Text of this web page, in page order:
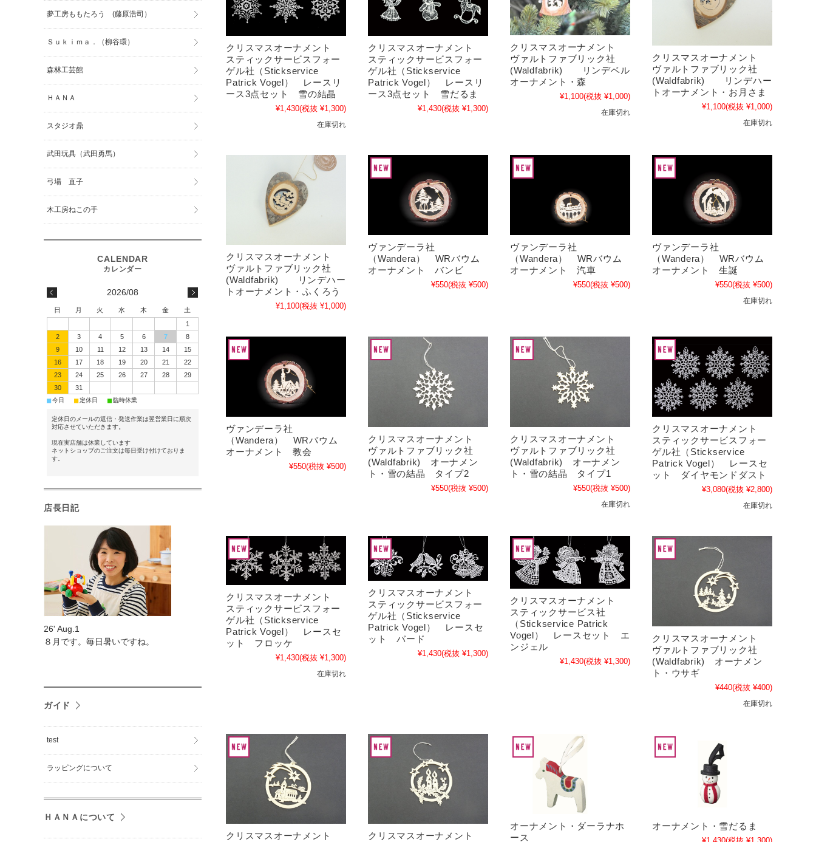
クリスマスオーナメント
スティックサービスフォー
ゲル社（Stickservice
Patrick Vogel） レースリ
ース3点セット 雪の結晶
¥1,430(税抜 ¥1,300)
在庫切れ
クリスマスオーナメント
スティックサービスフォー
ゲル社（Stickservice
Patrick Vogel） レースリ
ース3点セット 雪だるま
¥1,430(税抜 ¥1,300)
クリスマスオーナメント
ヴァルトファブリック社
(Waldfabrik) リンデベル
オーナメント・森
¥1,100(税抜 ¥1,000)
在庫切れ
クリスマスオーナメント
ヴァルトファブリック社
(Waldfabrik) リンデハー
トオーナメント・お月さま
¥1,100(税抜 ¥1,000)
在庫切れ
クリスマスオーナメント
ヴァルトファブリック社
(Waldfabrik) リンデハー
トオーナメント・ふくろう
¥1,100(税抜 ¥1,000)
ヴァンデーラ社
（Wandera） WRバウム
オーナメント バンビ
¥550(税抜 ¥500)
ヴァンデーラ社
（Wandera） WRバウム
オーナメント 汽車
¥550(税抜 ¥500)
ヴァンデーラ社
（Wandera） WRバウム
オーナメント 生誕
¥550(税抜 ¥500)
在庫切れ
ヴァンデーラ社
（Wandera） WRバウム
オーナメント 教会
¥550(税抜 ¥500)
クリスマスオーナメント
ヴァルトファブリック社
(Waldfabrik) オーナメン
ト・雪の結晶 タイプ2
¥550(税抜 ¥500)
クリスマスオーナメント
ヴァルトファブリック社
(Waldfabrik) オーナメン
ト・雪の結晶 タイプ1
¥550(税抜 ¥500)
在庫切れ
クリスマスオーナメント
スティックサービスフォー
ゲル社（Stickservice
Patrick Vogel） レースセ
ット ダイヤモンドダスト
¥3,080(税抜 ¥2,800)
在庫切れ
クリスマスオーナメント
スティックサービスフォー
ゲル社（Stickservice
Patrick Vogel） レースセ
ット フロッケ
¥1,430(税抜 ¥1,300)
在庫切れ
クリスマスオーナメント
スティックサービスフォー
ゲル社（Stickservice
Patrick Vogel） レースセ
ット バード
¥1,430(税抜 ¥1,300)
クリスマスオーナメント
スティックサービス社
（Stickservice Patrick
Vogel） レースセット エ
ンジェル
¥1,430(税抜 ¥1,300)
クリスマスオーナメント
ヴァルトファブリック社
(Waldfabrik) オーナメン
ト・ウサギ
¥440(税抜 ¥400)
在庫切れ
クリスマスオーナメント クリスマスオーナメント
オーナメント・ダーラナホ
ース
オーナメント・雪だるま
夢工房ももたろう (藤原浩司）
Ｓｕｋｉｍａ．（柳谷環）
森林工芸館
ＨＡＮＡ
スタジオ鼎
武田玩具（武田勇馬）
弓場 直子
木工房ねこの手
2026/08
日 月 火 水 木 金
土
1
2
3 4 5 6 7
8
9
10 11 12 13 14
15
16
17 18 19 20 21
22
23
24 25 26 27 28
29
30
31
■今日 ■定休日 ■臨時休業
定休日のメールの返信・発送作業は翌営業日に順次
対応させていただきます。
現在実店舗は休業しています
ネットショップのご注文は毎日受け付けておりま
す。
店長日記
26' Aug.1
８月です。毎日暑いですね。
ガイド
test
ラッピングについて
ＨＡＮＡについて